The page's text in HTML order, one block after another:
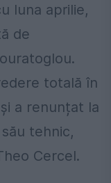
luna aprilie,
de
totală în
a renunțat la
tehnic,
Cercel.